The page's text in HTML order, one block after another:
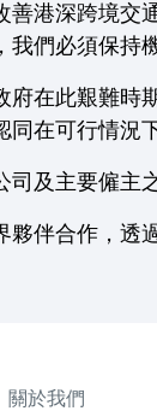
善港深跨境交
我們必須保持
府在此艱難時
在可行情況
司及主要僱主
夥伴合作，透
關於我們